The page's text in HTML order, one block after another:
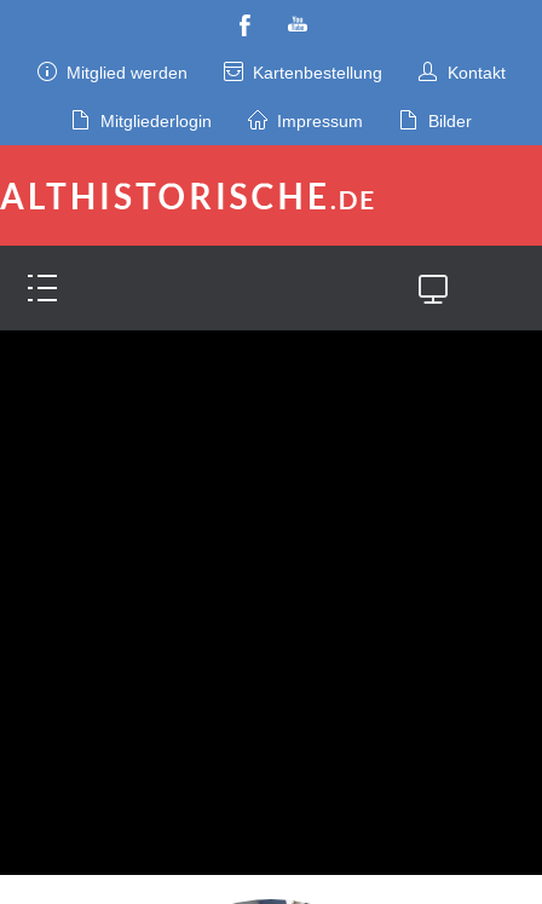
Mitglied werden Kartenbestellung Kontakt
Mitgliederlogin Impressum Bilder